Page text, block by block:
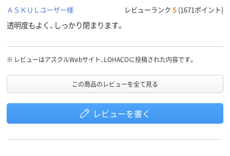
ＡＳＫＵＬユーザー様
レビューランク S (1671ポイント)
透明度もよく、しっかり閉まります。
※ レビューはアスクルWebサイト、LOHACOに投稿された内容です。
この商品のレビューを全て見る
レビューを書く